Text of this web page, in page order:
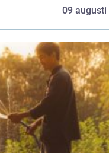
09 augusti